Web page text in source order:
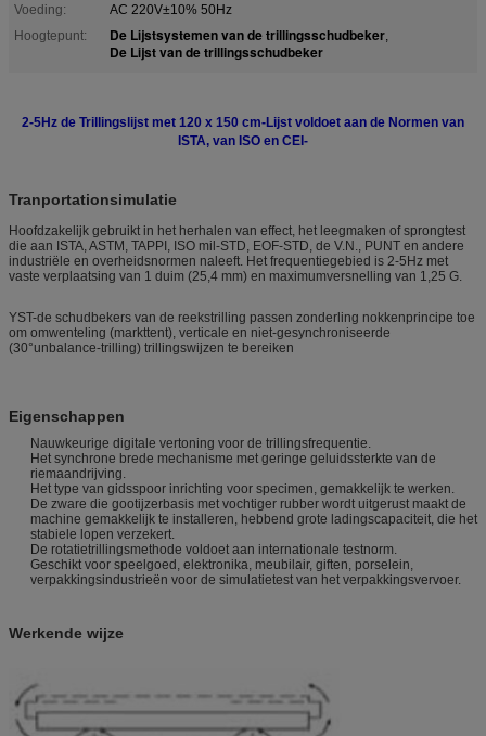
Voeding:
AC 220V±10% 50Hz
Hoogtepunt:
De Lijstsystemen van de trillingsschudbeker,
De Lijst van de trillingsschudbeker
2-5Hz de Trillingslijst met 120 x 150 cm-Lijst voldoet aan de Normen van
ISTA, van ISO en CEI-
Tranportationsimulatie
Hoofdzakelijk gebruikt in het herhalen van effect, het leegmaken of sprongtest
die aan ISTA, ASTM, TAPPI, ISO mil-STD, EOF-STD, de V.N., PUNT en andere
industriële en overheidsnormen naleeft. Het frequentiegebied is 2-5Hz met
vaste verplaatsing van 1 duim (25,4 mm) en maximumversnelling van 1,25 G.
YST-de schudbekers van de reekstrilling passen zonderling nokkenprincipe toe
om omwenteling (markttent), verticale en niet-gesynchroniseerde
(30°unbalance-trilling) trillingswijzen te bereiken
Eigenschappen
Nauwkeurige digitale vertoning voor de trillingsfrequentie.
Het synchrone brede mechanisme met geringe geluidssterkte van de
riemaandrijving.
Het type van gidsspoor inrichting voor specimen, gemakkelijk te werken.
De zware die gootijzerbasis met vochtiger rubber wordt uitgerust maakt de
machine gemakkelijk te installeren, hebbend grote ladingscapaciteit, die het
stabiele lopen verzekert.
De rotatietrillingsmethode voldoet aan internationale testnorm.
Geschikt voor speelgoed, elektronika, meubilair, giften, porselein,
verpakkingsindustrieën voor de simulatietest van het verpakkingsvervoer.
Werkende wijze